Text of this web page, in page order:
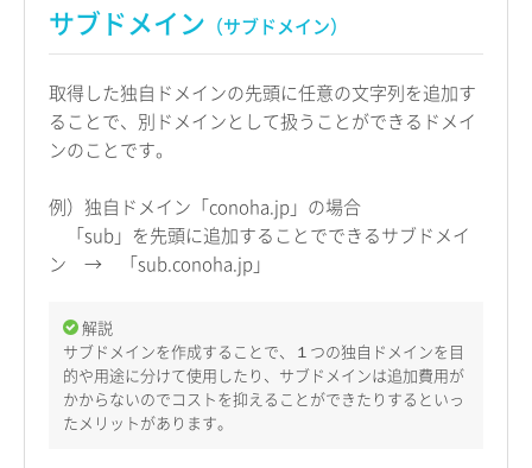
サブドメイン （サブドメイン）
取得した独自ドメインの先頭に任意の文字列を追加す
ることで、別ドメインとして扱うことができるドメイ
ンのことです。
例）独自ドメイン「conoha.jp」の場合
「sub」を先頭に追加することでできるサブドメイ
ン → 「sub.conoha.jp」
解説
サブドメインを作成することで、１つの独自ドメインを目
的や用途に分けて使用したり、サブドメインは追加費用が
かからないのでコストを抑えることができたりするといっ
たメリットがあります。